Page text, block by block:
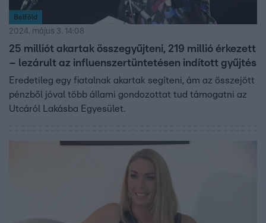
Belföld
2024. május 3. 14:08
25 milliót akartak összegyűjteni, 219 millió érkezett
– lezárult az influenszertüntetésen indított gyűjtés
Eredetileg egy fiatalnak akartak segíteni, ám az összejött
pénzből jóval több állami gondozottat tud támogatni az
Utcáról Lakásba Egyesület.